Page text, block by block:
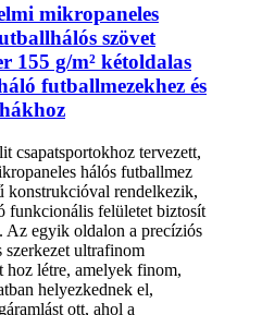
mikropaneles
szövet
155 g/m² kétoldalas
futballmezekhez és
csapatsportokhoz tervezett,
hálós futballmez
konstrukcióval rendelkezik,
funkcionális felületet biztosít
Az egyik oldalon a precíziós
szerkezet ultrafinom
hoz létre, amelyek finom,
helyezkednek el,
ott, ahol a